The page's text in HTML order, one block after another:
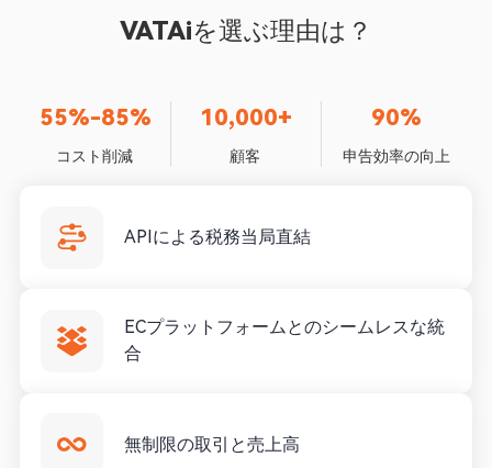
VATAiを選ぶ理由は？
55%-85%
コスト削減
10,000+
顧客
90%
申告効率の向上
APIによる税務当局直結
ECプラットフォームとのシームレスな統
合
無制限の取引と売上高